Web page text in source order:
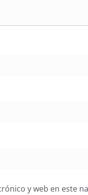
y web en este